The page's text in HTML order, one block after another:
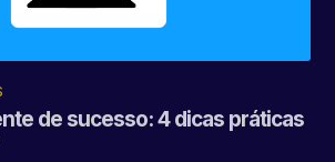
de sucesso: 4 dicas práticas